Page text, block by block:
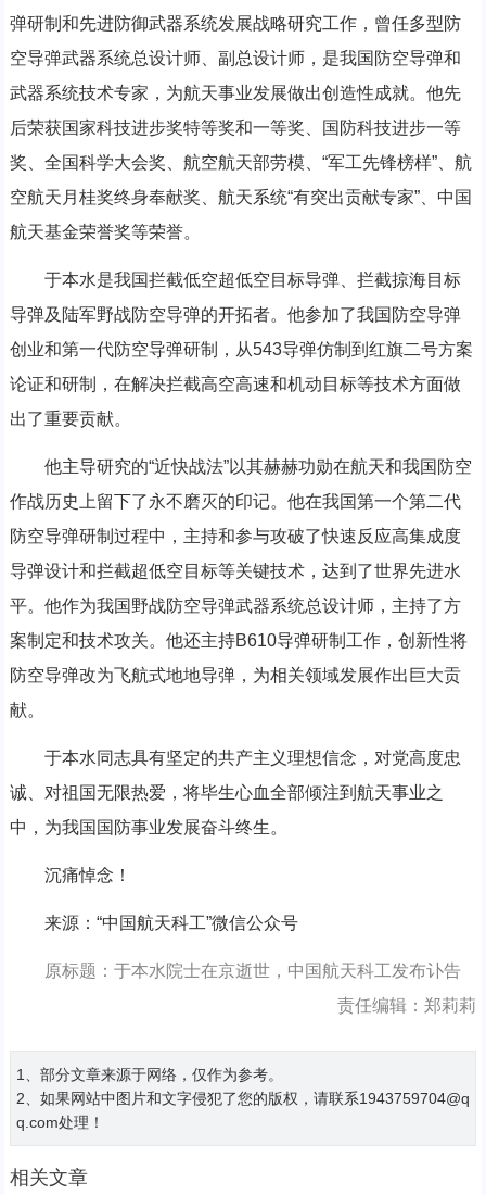
弹研制和先进防御武器系统发展战略研究工作，曾任多型防
空导弹武器系统总设计师、副总设计师，是我国防空导弹和
武器系统技术专家，为航天事业发展做出创造性成就。他先
后荣获国家科技进步奖特等奖和一等奖、国防科技进步一等
奖、全国科学大会奖、航空航天部劳模、“军工先锋榜样”、航
空航天月桂奖终身奉献奖、航天系统“有突出贡献专家”、中国
航天基金荣誉奖等荣誉。
于本水是我国拦截低空超低空目标导弹、拦截掠海目标
导弹及陆军野战防空导弹的开拓者。他参加了我国防空导弹
创业和第一代防空导弹研制，从543导弹仿制到红旗二号方案
论证和研制，在解决拦截高空高速和机动目标等技术方面做
出了重要贡献。
他主导研究的“近快战法”以其赫赫功勋在航天和我国防空
作战历史上留下了永不磨灭的印记。他在我国第一个第二代
防空导弹研制过程中，主持和参与攻破了快速反应高集成度
导弹设计和拦截超低空目标等关键技术，达到了世界先进水
平。他作为我国野战防空导弹武器系统总设计师，主持了方
案制定和技术攻关。他还主持B610导弹研制工作，创新性将
防空导弹改为飞航式地地导弹，为相关领域发展作出巨大贡
献。
于本水同志具有坚定的共产主义理想信念，对党高度忠
诚、对祖国无限热爱，将毕生心血全部倾注到航天事业之
中，为我国国防事业发展奋斗终生。
沉痛悼念！
来源：“中国航天科工”微信公众号
原标题：于本水院士在京逝世，中国航天科工发布讣告
责任编辑：郑莉莉
1、部分文章来源于网络，仅作为参考。
2、如果网站中图片和文字侵犯了您的版权，请联系1943759704@q
q.com处理！
相关文章